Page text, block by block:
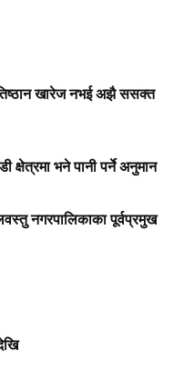
खारेज नभई अझै ससक्त
क्षेत्रमा भने पानी पर्ने अनुमान
नगरपालिकाका पूर्वप्रमुख